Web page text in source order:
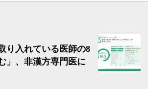
り入れている医師の8
」、非漢方専門医に